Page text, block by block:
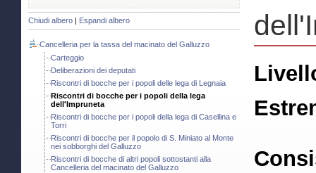
Chiudi albero Espandi albero
Cancelleria per la tassa del macinato del Galluzzo
Carteggio
Deliberazioni dei deputati
Riscontri di bocche per i popoli delle lega di Legnaia
Riscontri di bocche per i popoli della lega
dell'Impruneta
Riscontri di bocche per i popoli della lega di Casellina e
Torri
Riscontri di bocche per il popolo di S. Miniato al Monte
nei sobborghi del Galluzzo
Riscontri di bocche di altri popoli sottostanti alla
Cancelleria del macinato del Galluzzo